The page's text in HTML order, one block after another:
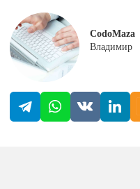
CodoMaza
Владимир